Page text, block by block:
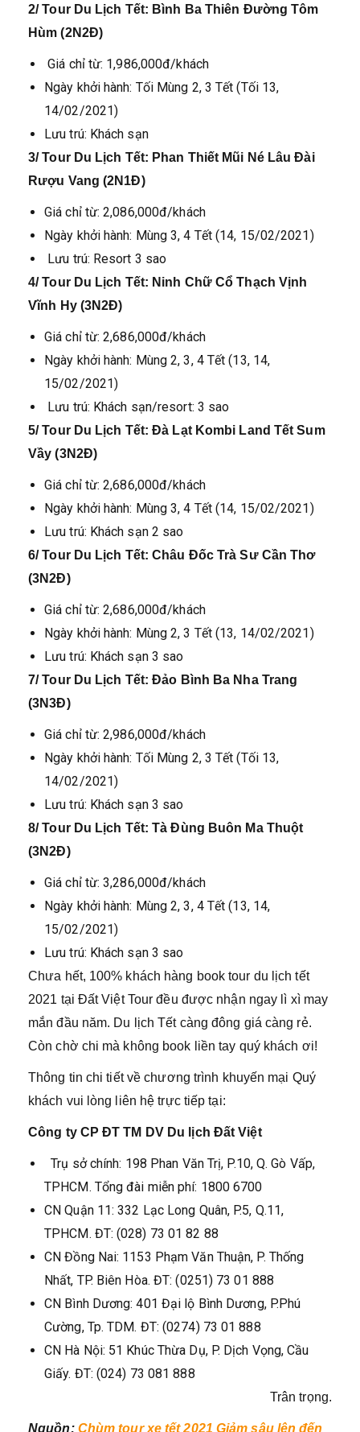
2/ Tour Du Lịch Tết: Bình Ba Thiên Đường Tôm
Hùm (2N2Đ)
Giá chỉ từ: 1,986,000đ/khách
Ngày khởi hành: Tối Mùng 2, 3 Tết (Tối 13,
14/02/2021)
Lưu trú: Khách sạn
3/ Tour Du Lịch Tết: Phan Thiết Mũi Né Lâu Đài
Rượu Vang (2N1Đ)
Giá chỉ từ: 2,086,000đ/khách
Ngày khởi hành: Mùng 3, 4 Tết (14, 15/02/2021)
Lưu trú: Resort 3 sao
4/ Tour Du Lịch Tết: Ninh Chữ Cổ Thạch Vịnh
Vĩnh Hy (3N2Đ)
Giá chỉ từ: 2,686,000đ/khách
Ngày khởi hành: Mùng 2, 3, 4 Tết (13, 14,
15/02/2021)
Lưu trú: Khách sạn/resort: 3 sao
5/ Tour Du Lịch Tết: Đà Lạt Kombi Land Tết Sum
Vầy (3N2Đ)
Giá chỉ từ: 2,686,000đ/khách
Ngày khởi hành: Mùng 3, 4 Tết (14, 15/02/2021)
Lưu trú: Khách sạn 2 sao
6/ Tour Du Lịch Tết: Châu Đốc Trà Sư Cần Thơ
(3N2Đ)
Giá chỉ từ: 2,686,000đ/khách
Ngày khởi hành: Mùng 2, 3 Tết (13, 14/02/2021)
Lưu trú: Khách sạn 3 sao
7/ Tour Du Lịch Tết: Đảo Bình Ba Nha Trang
(3N3Đ)
Giá chỉ từ: 2,986,000đ/khách
Ngày khởi hành: Tối Mùng 2, 3 Tết (Tối 13,
14/02/2021)
Lưu trú: Khách sạn 3 sao
8/ Tour Du Lịch Tết: Tà Đùng Buôn Ma Thuột
(3N2Đ)
Giá chỉ từ: 3,286,000đ/khách
Ngày khởi hành: Mùng 2, 3, 4 Tết (13, 14,
15/02/2021)
Lưu trú: Khách sạn 3 sao
Chưa hết, 100% khách hàng book tour du lịch tết
2021 tại Đất Việt Tour đều được nhận ngay lì xì may
mắn đầu năm. Du lịch Tết càng đông giá càng rẻ.
Còn chờ chi mà không book liền tay quý khách ơi!
Thông tin chi tiết về chương trình khuyến mại Quý
khách vui lòng liên hệ trực tiếp tại:
Công ty CP ĐT TM DV Du lịch Đất Việt
Trụ sở chính: 198 Phan Văn Trị, P.10, Q. Gò Vấp,
TPHCM. Tổng đài miễn phí: 1800 6700
CN Quận 11: 332 Lạc Long Quân, P.5, Q.11,
TPHCM. ĐT: (028) 73 01 82 88
CN Đồng Nai: 1153 Phạm Văn Thuận, P. Thống
Nhất, TP. Biên Hòa. ĐT: (0251) 73 01 888
CN Bình Dương: 401 Đại lộ Bình Dương, P.Phú
Cường, Tp. TDM. ĐT: (0274) 73 01 888
CN Hà Nội: 51 Khúc Thừa Dụ, P. Dịch Vọng, Cầu
Giấy. ĐT: (024) 73 081 888
Trân trọng.
Nguồn: Chùm tour xe tết 2021 Giảm sâu lên đến